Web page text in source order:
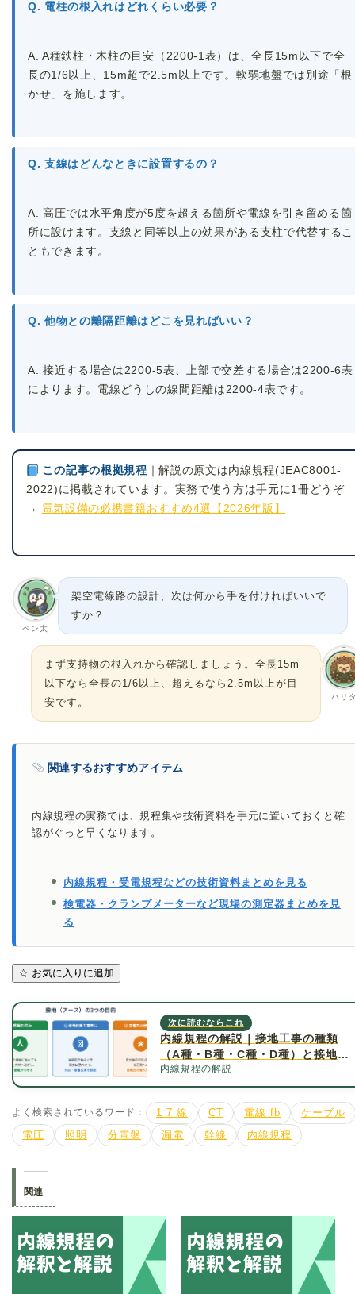
Q. 電柱の根入れはどれくらい必要？
A. A種鉄柱・木柱の目安（2200-1表）は、全長15m以下で全
長の1/6以上、15m超で2.5m以上です。軟弱地盤では別途「根
かせ」を施します。
Q. 支線はどんなときに設置するの？
A. 高圧では水平角度が5度を超える箇所や電線を引き留める箇
所に設けます。支線と同等以上の効果がある支柱で代替するこ
ともできます。
Q. 他物との離隔距離はどこを見ればいい？
A. 接近する場合は2200-5表、上部で交差する場合は2200-6表
によります。電線どうしの線間距離は2200-4表です。
この記事の根拠規程 ｜解説の原文は内線規程(JEAC8001-
2022)に掲載されています。実務で使う方は手元に1冊どうぞ
→ 電気設備の必携書籍おすすめ4選【2026年版】
ペン太
架空電線路の設計、次は何から手を付ければいいで
すか？
ハリ
まず支持物の根入れから確認しましょう。全長15m
以下なら全長の1/6以上、超えるなら2.5m以上が目
安です。
関連するおすすめアイテム
内線規程の実務では、規程集や技術資料を手元に置いておくと確
認がぐっと早くなります。
内線規程・受電規程などの技術資料まとめを見る
検電器・クランプメーターなど現場の測定器まとめを見
る
☆ お気に入りに追加
次に読むならこれ
内線規程の解説｜接地工事の種類
（A種・B種・C種・D種）と接地抵
抗値について詳しく解説
内線規程の解説
よく検索されているワード： 1 7 線 CT 電線 fb
ケーブル
電圧
照明 分電盤 漏電 幹線 内線規程
関連